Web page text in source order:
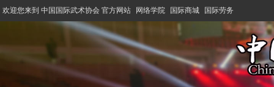
欢迎您来到 中国国际武术协会 官方网站 网络学院 国际商城 国际劳务